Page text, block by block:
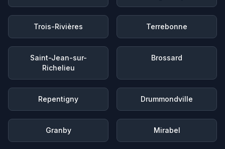
Trois-Rivières Terrebonne
Saint-Jean-sur-
Richelieu
Brossard
Repentigny Drummondville
Granby Mirabel